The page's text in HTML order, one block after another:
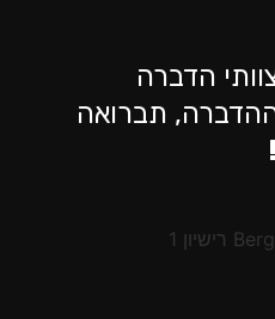
הדברה
ההדברה, תברואה